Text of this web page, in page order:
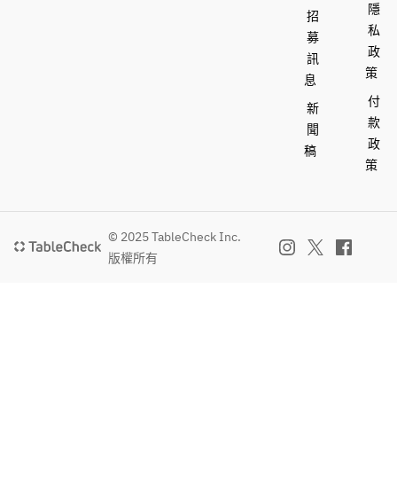
招
募
訊
息
新
聞
稿
隱
私
政
策
付
款
政
策
© 2025 TableCheck Inc.
版權所有